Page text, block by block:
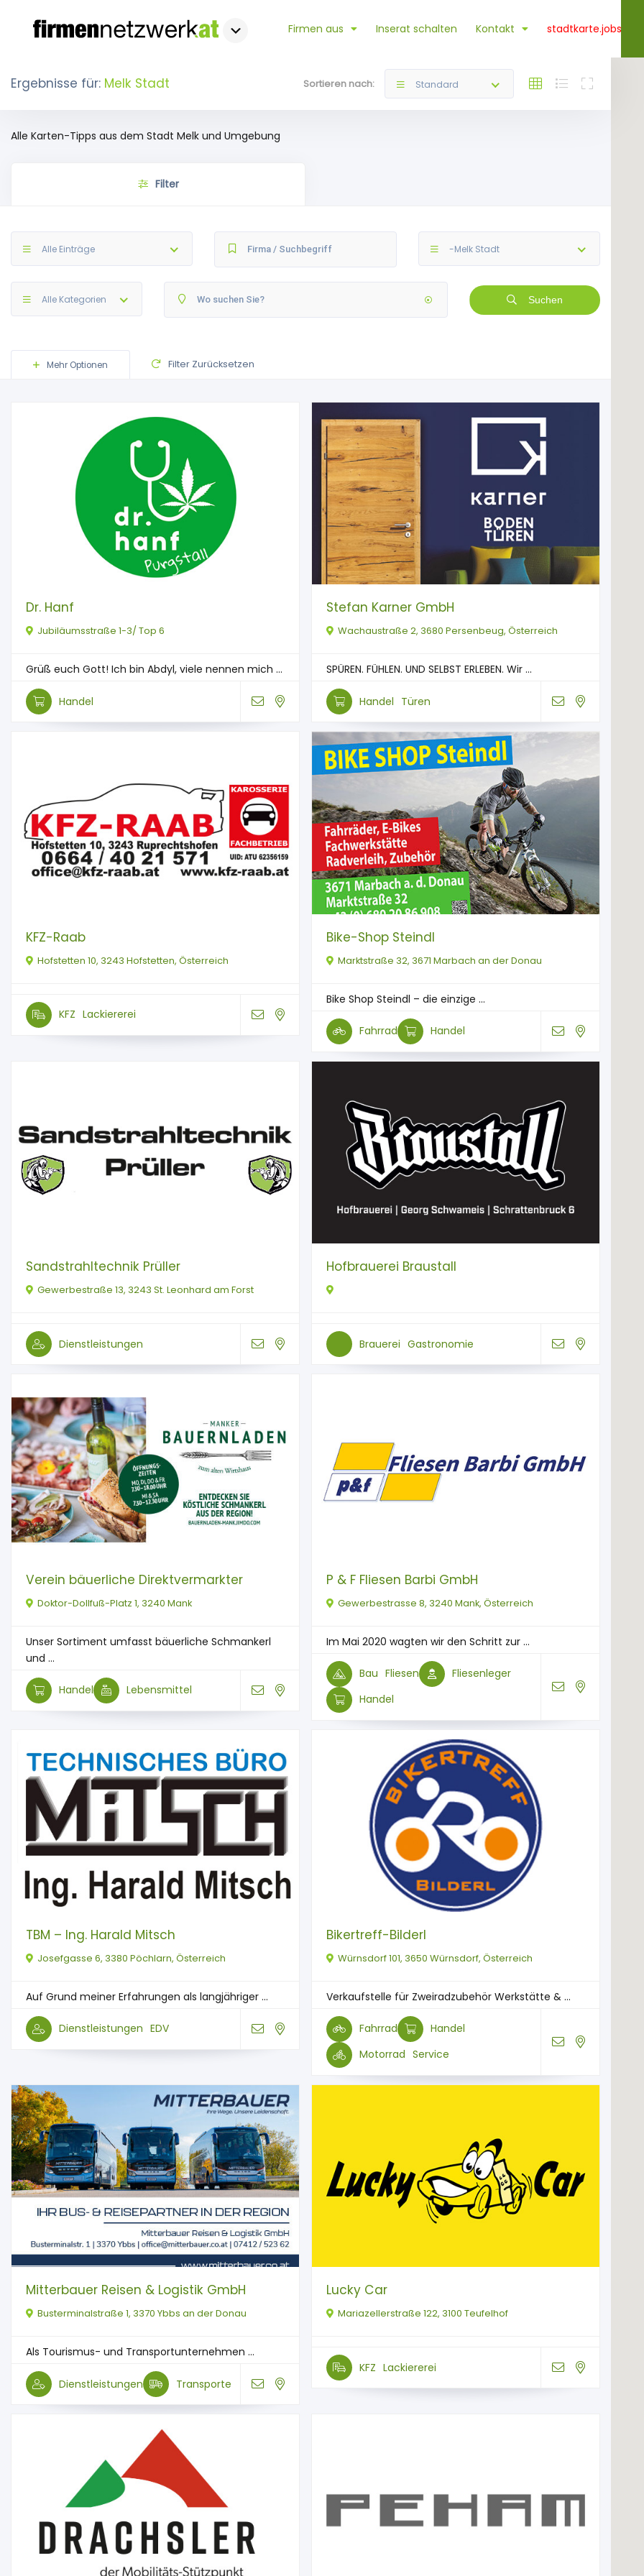
Firmen aus Inserat schalten Kontakt stadtkarte.jobs
Ergebnisse für: Melk Stadt Sortieren nach: Standard
Alle Karten-Tipps aus dem Stadt Melk und Umgebung
Filter
Alle Einträge -Melk Stadt
Alle Kategorien Suchen
Mehr Optionen Filter Zurücksetzen
Dr. Hanf
Jubiläumsstraße 1-3/ Top 6
Grüß euch Gott! Ich bin Abdyl, viele nennen mich ...
Handel
Stefan Karner GmbH
Wachaustraße 2, 3680 Persenbeug, Österreich
SPÜREN. FÜHLEN. UND SELBST ERLEBEN. Wir ...
Handel Türen
KFZ-Raab
Hofstetten 10, 3243 Hofstetten, Österreich
KFZ Lackiererei
Bike-Shop Steindl
Marktstraße 32, 3671 Marbach an der Donau
Bike Shop Steindl – die einzige ...
Fahrrad Handel
Sandstrahltechnik Prüller
Gewerbestraße 13, 3243 St. Leonhard am Forst
Dienstleistungen
Hofbrauerei Braustall
Brauerei Gastronomie
Verein bäuerliche Direktvermarkter
Doktor-Dollfuß-Platz 1, 3240 Mank
Unser Sortiment umfasst bäuerliche Schmankerl
und ...
Handel Lebensmittel
P & F Fliesen Barbi GmbH
Gewerbestrasse 8, 3240 Mank, Österreich
Im Mai 2020 wagten wir den Schritt zur ...
Bau Fliesen
Fliesenleger
Handel
TBM – Ing. Harald Mitsch
Josefgasse 6, 3380 Pöchlarn, Österreich
Auf Grund meiner Erfahrungen als langjähriger ...
Dienstleistungen EDV
Bikertreff-Bilderl
Würnsdorf 101, 3650 Würnsdorf, Österreich
Verkaufstelle für Zweiradzubehör Werkstätte & ...
Fahrrad
Handel
Motorrad Service
Mitterbauer Reisen & Logistik GmbH
Busterminalstraße 1, 3370 Ybbs an der Donau
Als Tourismus- und Transportunternehmen ...
Dienstleistungen Transporte
Lucky Car
Mariazellerstraße 122, 3100 Teufelhof
KFZ Lackiererei